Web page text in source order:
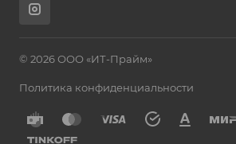
© 2026 ООО «ИТ-Прайм»
Политика конфиденциальности